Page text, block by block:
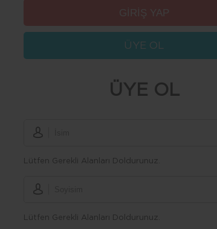
ÜYE OL
ÜYE OL
Lütfen Gerekli Alanları Doldurunuz.
Lütfen Gerekli Alanları Doldurunuz.